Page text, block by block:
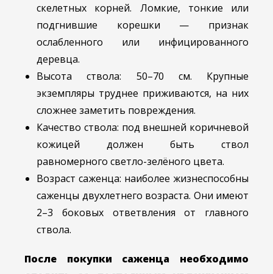
скелетных корней. Ломкие, тонкие или
подгнившие корешки — признак
ослабленного или инфицированного
деревца.
Высота ствола: 50–70 см. Крупные
экземпляры труднее приживаются, на них
сложнее заметить повреждения.
Качество ствола: под внешней коричневой
кожицей должен быть ствол
равномерного светло-зелёного цвета.
Возраст саженца: наиболее жизнеспособны
саженцы двухлетнего возраста. Они имеют
2–3 боковых ответвления от главного
ствола.
После покупки саженца необходимо